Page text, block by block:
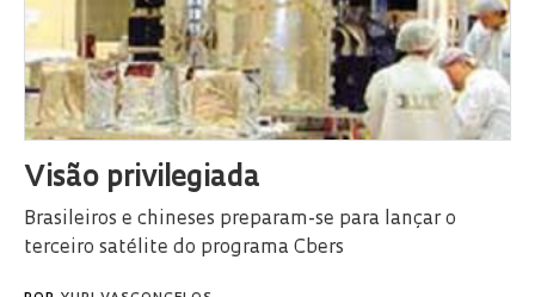
Visão privilegiada
Brasileiros e chineses preparam-se para lançar o
terceiro satélite do programa Cbers